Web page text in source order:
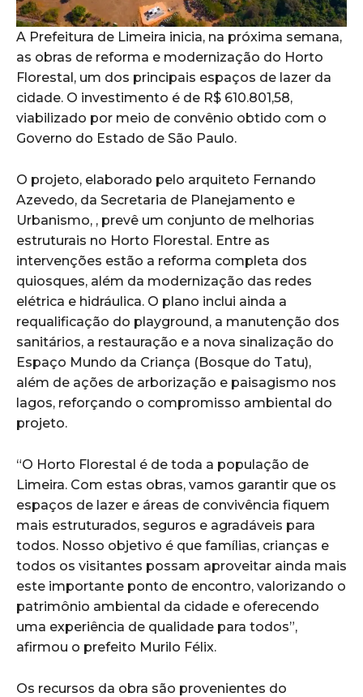
A Prefeitura de Limeira inicia, na próxima semana,
as obras de reforma e modernização do Horto
Florestal, um dos principais espaços de lazer da
cidade. O investimento é de R$ 610.801,58,
viabilizado por meio de convênio obtido com o
Governo do Estado de São Paulo.
O projeto, elaborado pelo arquiteto Fernando
Azevedo, da Secretaria de Planejamento e
Urbanismo, , prevê um conjunto de melhorias
estruturais no Horto Florestal. Entre as
intervenções estão a reforma completa dos
quiosques, além da modernização das redes
elétrica e hidráulica. O plano inclui ainda a
requalificação do playground, a manutenção dos
sanitários, a restauração e a nova sinalização do
Espaço Mundo da Criança (Bosque do Tatu),
além de ações de arborização e paisagismo nos
lagos, reforçando o compromisso ambiental do
projeto.
“O Horto Florestal é de toda a população de
Limeira. Com estas obras, vamos garantir que os
espaços de lazer e áreas de convivência fiquem
mais estruturados, seguros e agradáveis para
todos. Nosso objetivo é que famílias, crianças e
todos os visitantes possam aproveitar ainda mais
este importante ponto de encontro, valorizando o
patrimônio ambiental da cidade e oferecendo
uma experiência de qualidade para todos”,
afirmou o prefeito Murilo Félix.
Os recursos da obra são provenientes do